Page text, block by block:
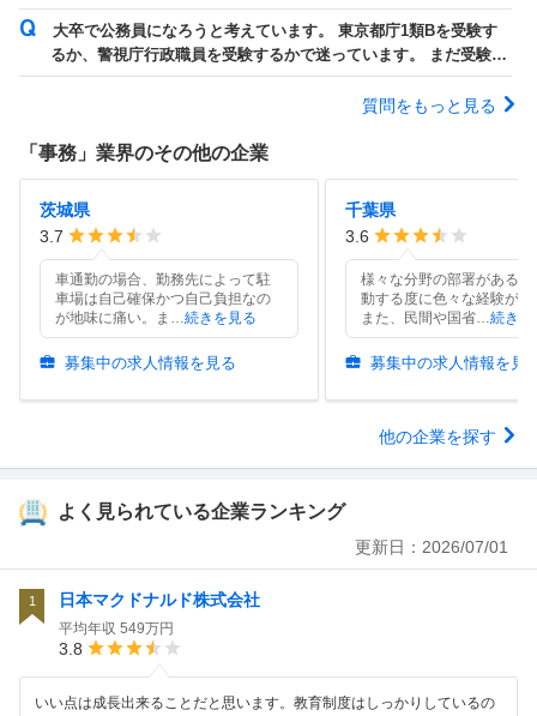
「政策立案に携わりたい」「住民に近い距...
大卒で公務員になろうと考えています。 東京都庁1類Bを受験す
るか、警視庁行政職員を受験するかで迷っています。 まだ受験ま
で半年ありますが、なかなか1類Ｂ...
質問をもっと見る
「 事務 」業界のその他の企業
茨城県
3.7
車通勤の場合、勤務先によって駐
車場は自己確保かつ自己負担なの
が地味に痛い。ま …続きを見る
募集中の求人情報を見る
千葉県
3.6
様々な分野の部署があるた
動する度に色々な経験がで
また、民間や国省…続きを
募集中の求人情報を見
他の企業を探す
よく見られている企業ランキング
更新日： 2026/07/01
1 日本マクドナルド株式会社
平均年収 549万円
3.8
いい点は成長出来ることだと思います。教育制度はしっかりしているの